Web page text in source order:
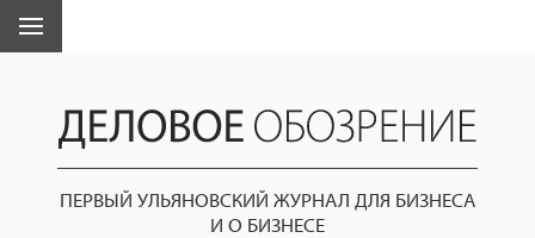
ПЕРВЫЙ УЛЬЯНОВСКИЙ ЖУРНАЛ ДЛЯ БИЗНЕСА
И О БИЗНЕСЕ